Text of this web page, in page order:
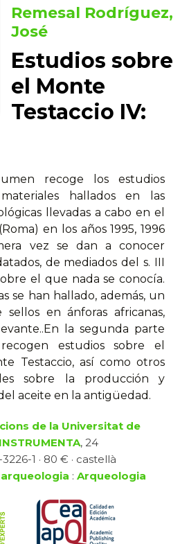
Remesal Rodríguez,
José
Estudios sobre
el Monte
Testaccio IV:
recoge los estudios
hallados en las
llevadas a cabo en el
en los años 1995, 1996
vez se dan a conocer
de mediados del s. III
el que nada se conocía.
se han hallado, además, un
en ánforas africanas,
la segunda parte
estudios sobre el
Testaccio, así como otros
sobre la producción y
aceite en la antigüedad.
de la Universitat de
INSTRUMENTA, 24
1 · 80 € · castellà
: Arqueologia